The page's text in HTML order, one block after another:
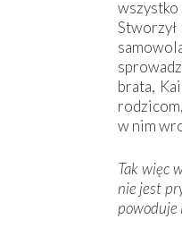
brata,
w nim
Tak więc
nie jest
powoduje